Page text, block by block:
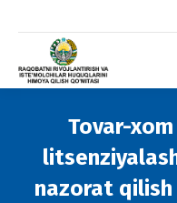
Tovar-
nazorat